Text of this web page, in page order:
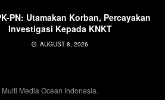
PN: Utamakan Korban, Percayakan
Investigasi Kepada KNKT
AUGUST 8, 2026
Media Ocean Indonesia.